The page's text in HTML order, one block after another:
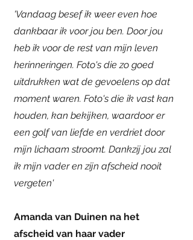
'Vandaag besef ik weer even hoe
dankbaar ik voor jou ben. Door jou
heb ik voor de rest van mijn leven
herinneringen. Foto's die zo goed
uitdrukken wat de gevoelens op dat
moment waren. Foto's die ik vast kan
houden, kan bekijken, waardoor er
een golf van liefde en verdriet door
mijn lichaam stroomt. Dankzij jou zal
ik mijn vader en zijn afscheid nooit
vergeten'
Amanda van Duinen na het
afscheid van haar vader